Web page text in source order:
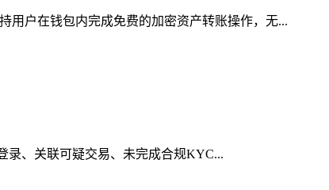
用户在钱包内完成免费的加密资产转账操作，无...
录、关联可疑交易、未完成合规KYC...